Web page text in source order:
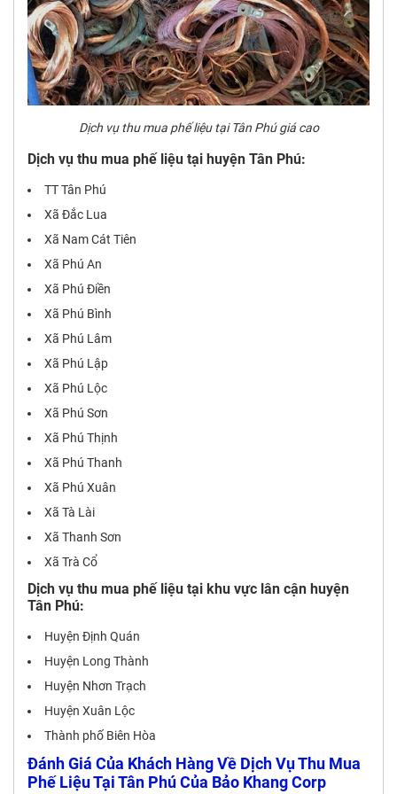
Dịch vụ thu mua phế liệu tại Tân Phú giá cao
Dịch vụ thu mua phế liệu tại huyện Tân Phú:
TT Tân Phú
Xã Đắc Lua
Xã Nam Cát Tiên
Xã Phú An
Xã Phú Điền
Xã Phú Bình
Xã Phú Lâm
Xã Phú Lập
Xã Phú Lộc
Xã Phú Sơn
Xã Phú Thịnh
Xã Phú Thanh
Xã Phú Xuân
Xã Tà Lài
Xã Thanh Sơn
Xã Trà Cổ
Dịch vụ thu mua phế liệu tại khu vực lân cận huyện
Tân Phú:
Huyện Định Quán
Huyện Long Thành
Huyện Nhơn Trạch
Huyện Xuân Lộc
Thành phố Biên Hòa
Đánh Giá Của Khách Hàng Về Dịch Vụ Thu Mua
Phế Liệu Tại Tân Phú Của Bảo Khang Corp